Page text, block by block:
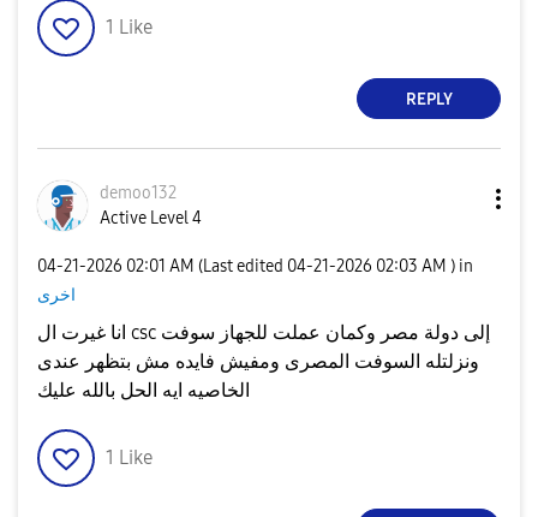
1 Like
REPLY
demoo132
Active Level 4
‎04-21-2026 02:01 AM (Last edited ‎04-21-2026 02:03 AM ) in
اخرى
انا غيرت ال csc إلى دولة مصر وكمان عملت للجهاز سوفت
ونزلتله السوفت المصرى ومفيش فايده مش بتظهر عندى
الخاصيه ايه الحل بالله عليك
1 Like